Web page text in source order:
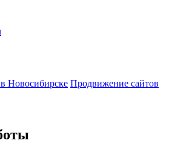
в Новосибирске Продвижение сайтов